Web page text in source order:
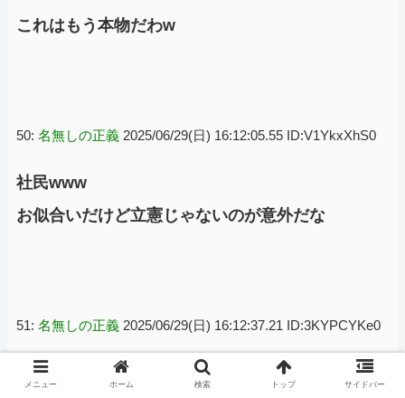
これはもう本物だわw
50: 名無しの正義 2025/06/29(日) 16:12:05.55 ID:V1YkxXhS0
社民www
お似合いだけど立憲じゃないのが意外だな
51: 名無しの正義 2025/06/29(日) 16:12:37.21 ID:3KYPCYKe0
社民比例で党首の表を集めるためなのかな…
メニュー ホーム 検索 トップ サイドバー